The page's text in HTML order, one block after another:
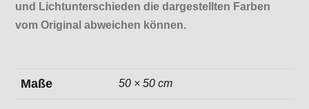
und Lichtunterschieden die dargestellten Farben
vom Original abweichen können.
Maße 50 × 50 cm